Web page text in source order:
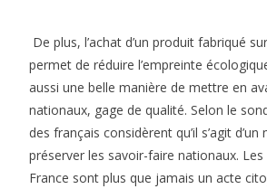
De plus, l’achat d’un produit fabriqué
permet de réduire l’empreinte
aussi une belle manière de mettre en
nationaux, gage de qualité. Selon le
des français considèrent qu’il s’agit d’un
préserver les savoir-faire nationaux.
France sont plus que jamais un acte